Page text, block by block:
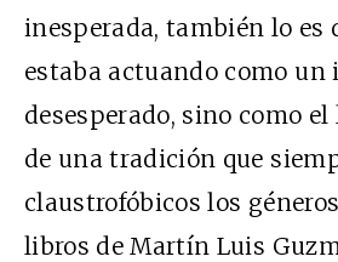
inesperada, también lo es
estaba actuando como un
desesperado, sino como
de una tradición que
claustrofóbicos los
libros de Martín Luis